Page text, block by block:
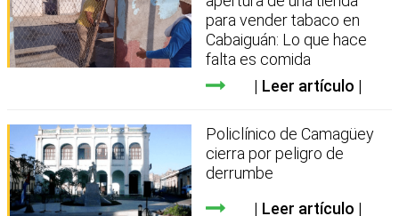
para vender tabaco en
Cabaiguán: Lo que hace
falta es comida
Leer artículo
Policlínico de Camagüey
cierra por peligro de
derrumbe
Leer artículo